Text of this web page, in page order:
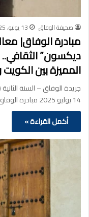
صحيفة الوفاق 13 يوليو، 2025
ديكسون”
المميزة بين الكويت
14 يوليو 2025 مبادرة الوفاق معالم…
أكمل القراءة »